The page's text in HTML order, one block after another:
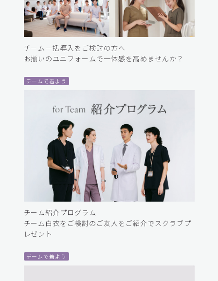
チーム一括導入をご検討の方へ
お揃いのユニフォームで一体感を高めませんか？
チームで着よう
チーム紹介プログラム
チーム白衣をご検討のご友人をご紹介でスクラブプ
レゼント
チームで着よう